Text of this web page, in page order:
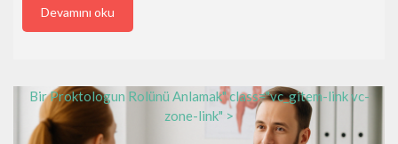
Devamını oku
Bir Proktologun Rolünü Anlamak" class="vc_gitem-link vc-
zone-link" >